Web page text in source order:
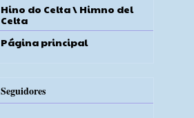
Hino do Celta \ Himno del
Celta
Página principal
Seguidores